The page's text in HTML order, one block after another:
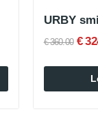
€ 360.00 €